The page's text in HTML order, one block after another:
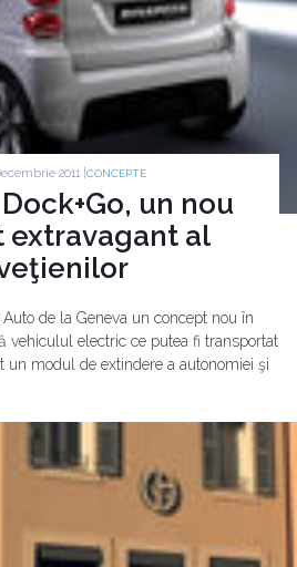
2011 | CONCEPTE
un nou
extravagant al
de la Geneva un concept nou în
vehiculul electric ce putea fi transportat
un modul de extindere a autonomiei şi